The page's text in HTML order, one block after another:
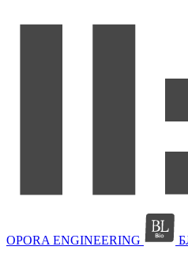
OPORA ENGINEERING